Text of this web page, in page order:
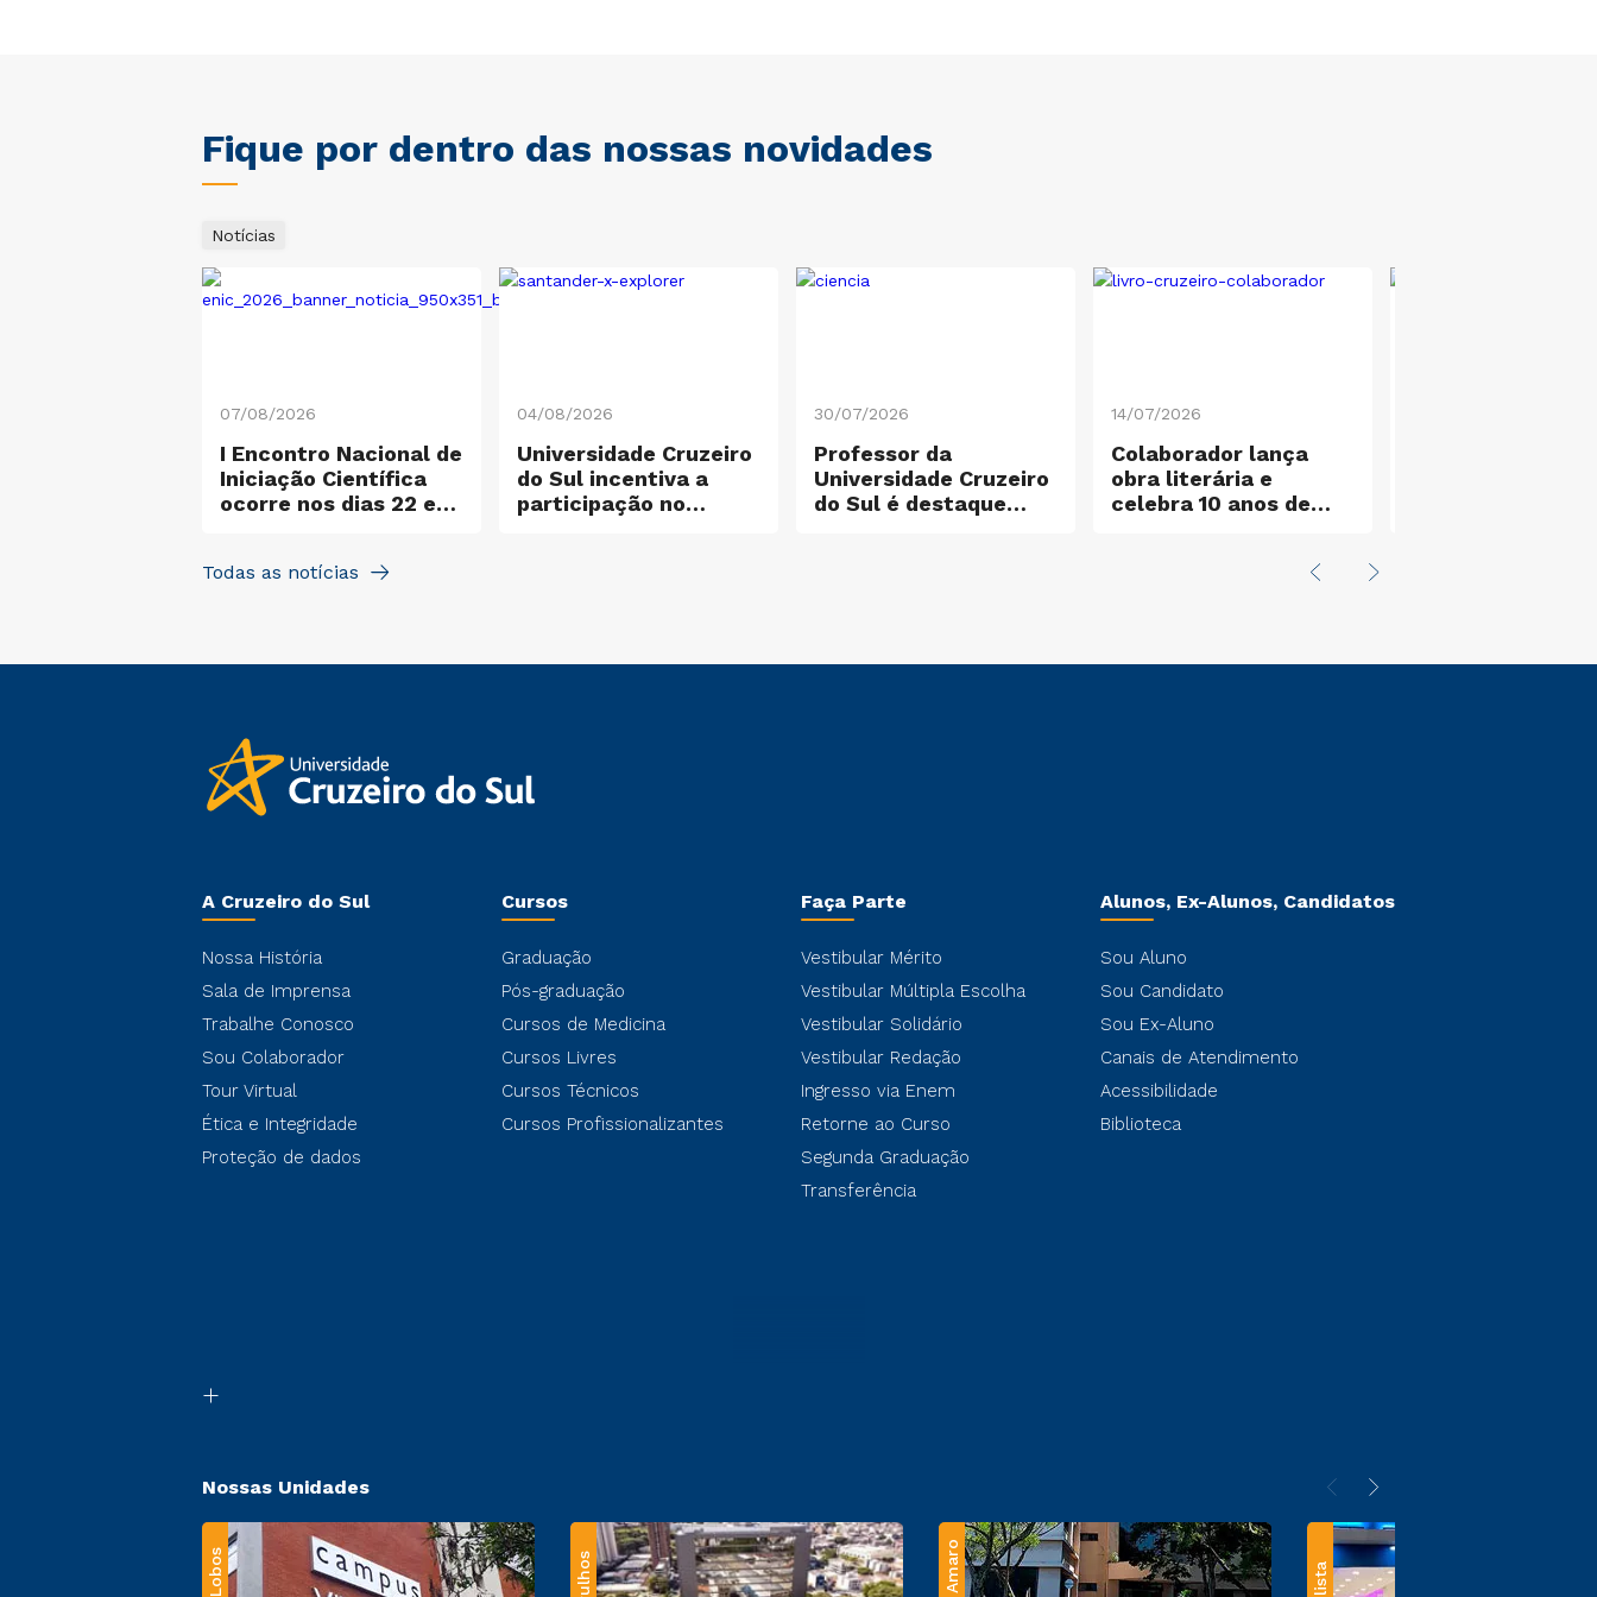
Fique por dentro das nossas novidades
Notícias
07/08/2026
I Encontro Nacional de
Iniciação Científica
ocorre nos dias 22 e
04/08/2026
Universidade Cruzeiro
do Sul incentiva a
participação no
30/07/2026
Professor da
Universidade Cruzeiro
do Sul é destaque
14/07/2026
Colaborador lança
obra literária e
celebra 10 anos de
Todas as notícias
A Cruzeiro do Sul
Nossa História
Sala de Imprensa
Trabalhe Conosco
Sou Colaborador
Tour Virtual
Ética e Integridade
Proteção de dados
Cursos
Graduação
Pós-graduação
Cursos de Medicina
Cursos Livres
Cursos Técnicos
Cursos Profissionalizantes
Faça Parte
Vestibular Mérito
Vestibular Múltipla Escolha
Vestibular Solidário
Vestibular Redação
Ingresso via Enem
Retorne ao Curso
Segunda Graduação
Transferência
Alunos, Ex-Alunos, Candidatos
Sou Aluno
Sou Candidato
Sou Ex-Aluno
Canais de Atendimento
Acessibilidade
Biblioteca
Nossas Unidades